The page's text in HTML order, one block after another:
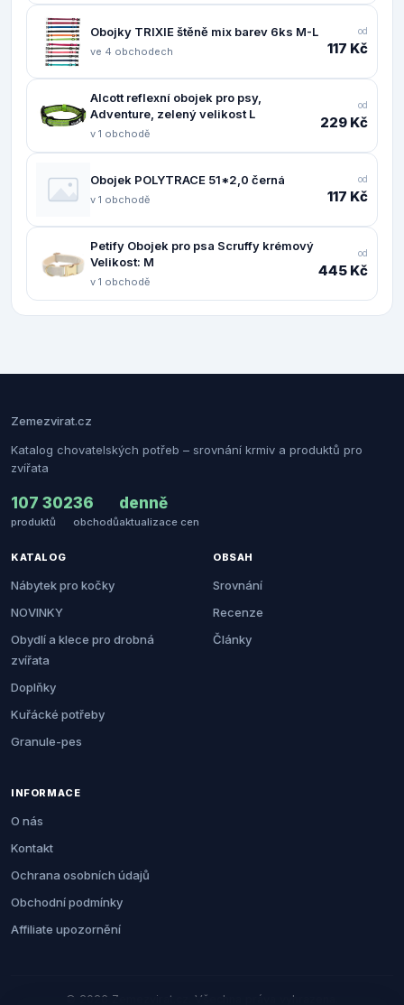
Obojky TRIXIE štěně mix barev 6ks M-L
ve 4 obchodech
od
117 Kč
Alcott reflexní obojek pro psy,
Adventure, zelený velikost L
v 1 obchodě
od
229 Kč
Obojek POLYTRACE 51*2,0 černá
v 1 obchodě
od
117 Kč
Petify Obojek pro psa Scruffy krémový
Velikost: M
v 1 obchodě
od
445 Kč
Zemezvirat.cz
Katalog chovatelských potřeb – srovnání krmiv a produktů pro
zvířata
107 302
produktů
36
obchodů
denně
aktualizace cen
KATALOG
Nábytek pro kočky
NOVINKY
Obydlí a klece pro drobná
zvířata
Doplňky
Kuřácké potřeby
Granule-pes
OBSAH
Srovnání
Recenze
Články
INFORMACE
O nás
Kontakt
Ochrana osobních údajů
Obchodní podmínky
Affiliate upozornění
© 2026 Zemezvirat.cz. Všechna práva vyhrazena.